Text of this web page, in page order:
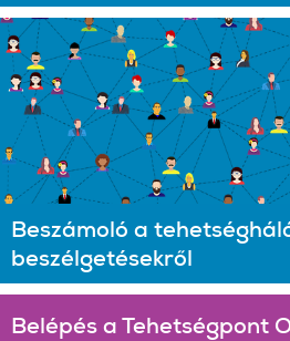
Beszámoló a
beszélgetésekről
Belépés a Tehetségpont